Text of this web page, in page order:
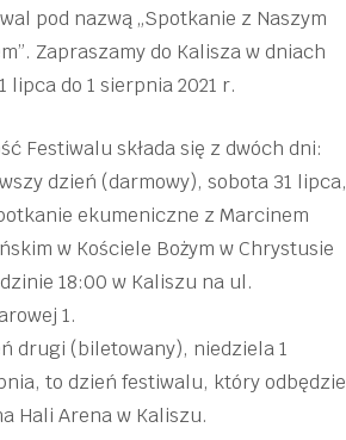
pod nazwą „Spotkanie z Naszym
Zapraszamy do Kalisza w dniach
lipca do 1 sierpnia 2021 r.
Festiwalu składa się z dwóch dni:
dzień (darmowy), sobota 31 lipca,
ekumeniczne z Marcinem
w Kościele Bożym w Chrystusie
18:00 w Kaliszu na ul.
1.
drugi (biletowany), niedziela 1
to dzień festiwalu, który odbędzie
Hali Arena w Kaliszu.